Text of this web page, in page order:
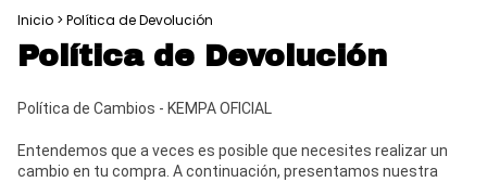
Inicio > Política de Devolución
Política de Devolución
Política de Cambios - KEMPA OFICIAL
Entendemos que a veces es posible que necesites realizar un
cambio en tu compra. A continuación, presentamos nuestra